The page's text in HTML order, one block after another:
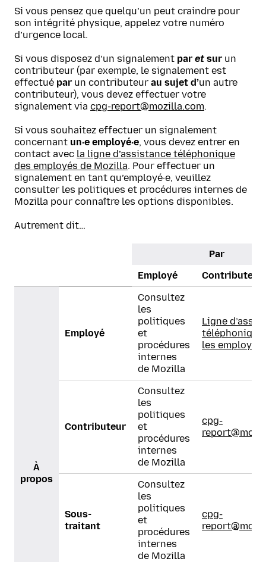
Si vous pensez que quelqu’un peut craindre pour
son intégrité physique, appelez votre numéro
d’urgence local.
Si vous disposez d’un signalement par et sur un
contributeur (par exemple, le signalement est
effectué par un contributeur au sujet d’un autre
contributeur), vous devez effectuer votre
signalement via cpg-report@mozilla.com.
Si vous souhaitez effectuer un signalement
concernant un·e employé·e, vous devez entrer en
contact avec la ligne d’assistance téléphonique
des employés de Mozilla. Pour effectuer un
signalement en tant qu’employé·e, veuillez
consulter les politiques et procédures internes de
Mozilla pour connaître les options disponibles.
Autrement dit…
Par
Employé
Contributeur
À
propos
Employé
Consultez
les
politiques
et
procédures
internes
de Mozilla
Ligne
téléphonique
les employés
Contributeur
Consultez
les
politiques
et
procédures
internes
de Mozilla
cpg-
Sous-
traitant
Consultez
les
politiques
et
procédures
internes
de Mozilla
cpg-